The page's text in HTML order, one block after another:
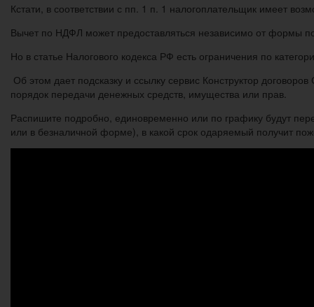
Кстати, в соответствии с пп. 1 п. 1 налогоплательщик имеет
Вычет по НДФЛ может предоставляться независимо от формы
Но в статье Налогового кодекса РФ есть ограничения по
Об этом дает подсказку и ссылку сервис Конструктор
порядок передачи денежных средств, имущества или прав.
Распишите подробно, единовременно или по графику будут
или в безналичной форме), в какой срок одаряемый получит